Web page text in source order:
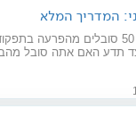
המדריך המלא
30% מהגברים מעל גיל 50 סובלים
תדע האם אתה סובל